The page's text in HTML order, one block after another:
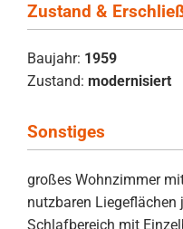
Zustand &
Baujahr: 1959
Zustand: modernisiert
Sonstiges
großes Wohnzimmer
nutzbaren Liegeflächen
Schlafbereich mit